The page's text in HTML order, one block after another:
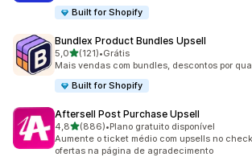
Built for Shopify
Bundlex Product Bundles Upsell
5,0de 5 estrelas
(121)
121 avaliações ao todo
•Grátis
Mais vendas com bundles, descontos por
Built for Shopify
Aftersell Post Purchase Upsell
4,8de 5 estrelas
(886)
886 avaliações ao todo
•Plano gratuito disponível
Aumente o ticket médio com upsells no
ofertas na página de agradecimento